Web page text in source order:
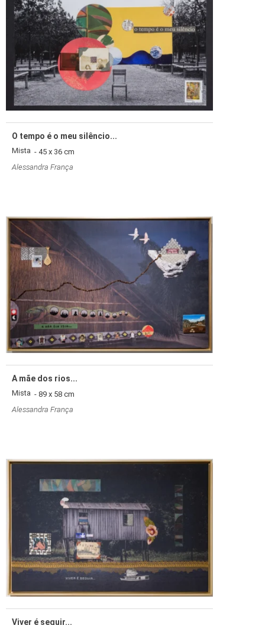
O tempo é o meu silêncio...
Mista - 45 x 36 cm
Alessandra França
A mãe dos rios...
Mista - 89 x 58 cm
Alessandra França
Viver é seguir...